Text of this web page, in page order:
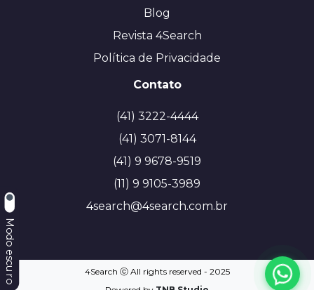
Modo escuro
Blog
Revista 4Search
Política de Privacidade
Contato
(41) 3222-4444
(41) 3071-8144
(41) 9 9678-9519
(11) 9 9105-3989
4search@4search.com.br
4Search ⓒ All rights reserved - 2025